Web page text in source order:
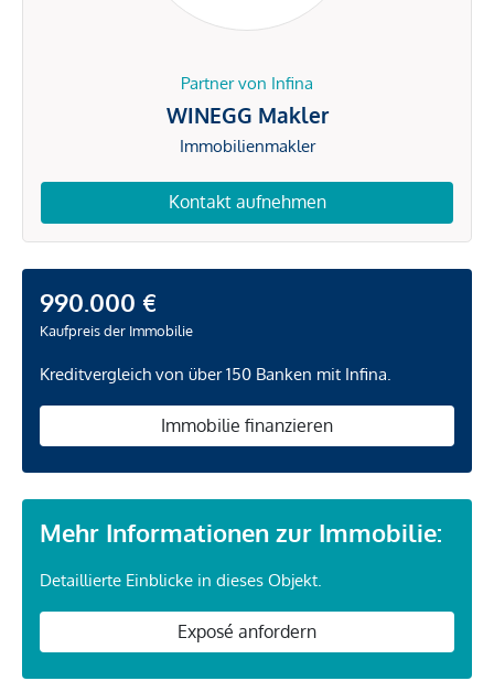
Partner von Infina
WINEGG Makler
Immobilienmakler
Kontakt aufnehmen
990.000 €
Kaufpreis der Immobilie
Kreditvergleich von über 150 Banken mit Infina.
Immobilie finanzieren
Mehr Informationen zur Immobilie:
Detaillierte Einblicke in dieses Objekt.
Exposé anfordern